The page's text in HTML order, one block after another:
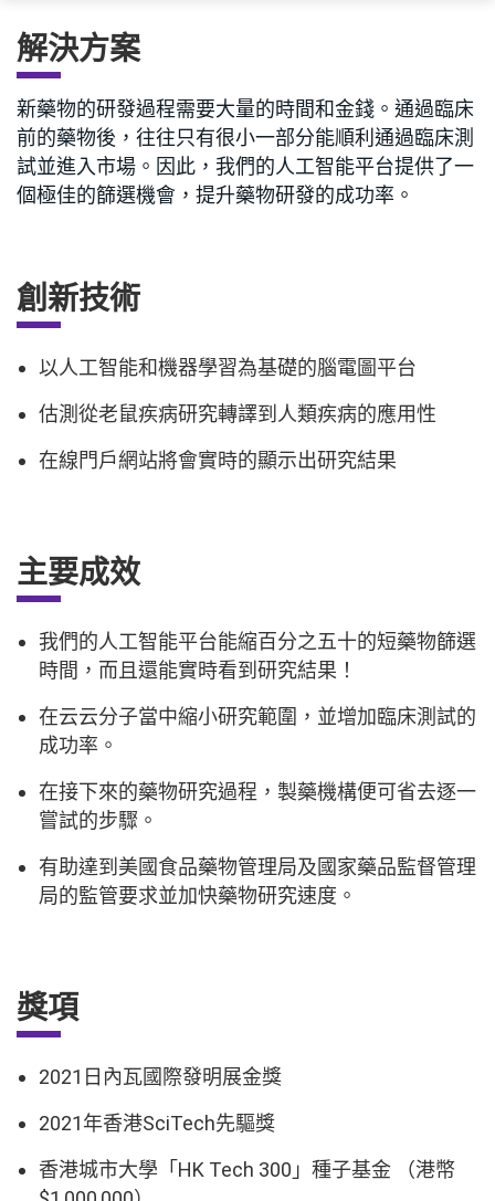
解決方案
新藥物的研發過程需要大量的時間和金錢。通過臨床
前的藥物後，往往只有很小一部分能順利通過臨床測
試並進入市場。因此，我們的人工智能平台提供了一
個極佳的篩選機會，提升藥物研發的成功率。
創新技術
以人工智能和機器學習為基礎的腦電圖平台
估測從老鼠疾病研究轉譯到人類疾病的應用性
在線門戶網站將會實時的顯示出研究結果
主要成效
我們的人工智能平台能縮百分之五十的短藥物篩選
時間，而且還能實時看到研究結果！
在云云分子當中縮小研究範圍，並增加臨床測試的
成功率。
在接下來的藥物研究過程，製藥機構便可省去逐一
嘗試的步驟。
有助達到美國食品藥物管理局及國家藥品監督管理
局的監管要求並加快藥物研究速度。
獎項
2021日內瓦國際發明展金獎
2021年香港SciTech先驅獎
香港城市大學「HK Tech 300」種子基金 （港幣